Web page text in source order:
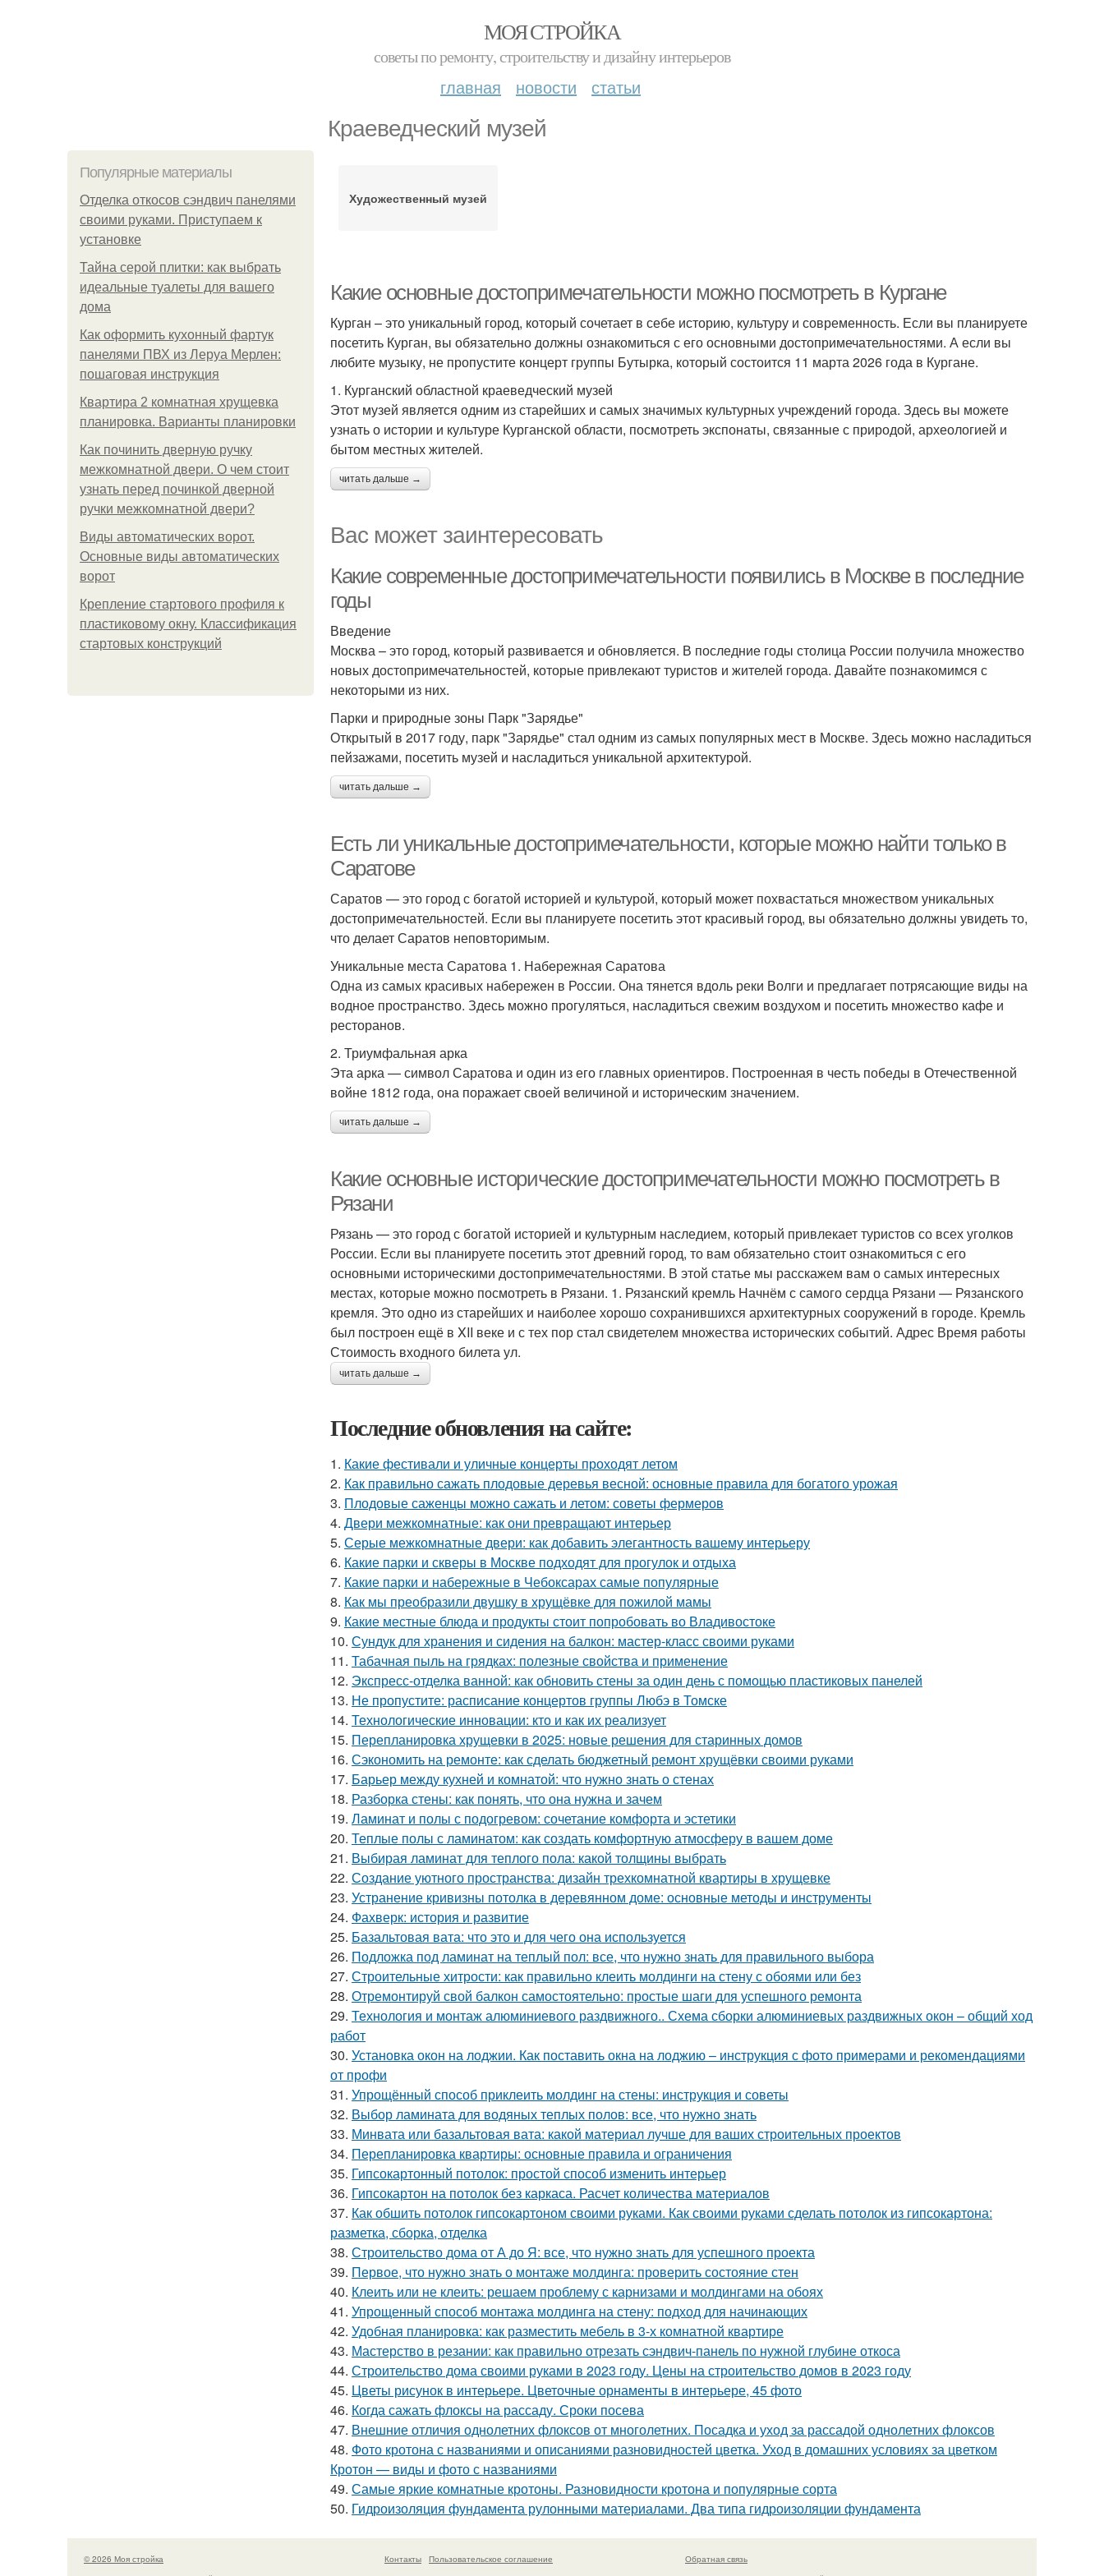
МОЯ СТРОЙКА
советы по ремонту, строительству и дизайну интерьеров
главная новости статьи
Краеведческий музей
Популярные материалы
Отделка откосов сэндвич панелями
своими руками. Приступаем к
установке
Тайна серой плитки: как выбрать
идеальные туалеты для вашего
дома
Как оформить кухонный фартук
панелями ПВХ из Леруа Мерлен:
пошаговая инструкция
Квартира 2 комнатная хрущевка
планировка. Варианты планировки
Как починить дверную ручку
межкомнатной двери. О чем стоит
узнать перед починкой дверной
ручки межкомнатной двери?
Виды автоматических ворот.
Основные виды автоматических
ворот
Крепление стартового профиля к
пластиковому окну. Классификация
стартовых конструкций
Художественный музей
Какие основные достопримечательности можно посмотреть в Кургане
Курган – это уникальный город, который сочетает в себе историю, культуру и современность. Если вы планируете
посетить Курган, вы обязательно должны ознакомиться с его основными достопримечательностями. А если вы
любите музыку, не пропустите концерт группы Бутырка, который состоится 11 марта 2026 года в Кургане.
1. Курганский областной краеведческий музей
Этот музей является одним из старейших и самых значимых культурных учреждений города. Здесь вы можете
узнать о истории и культуре Курганской области, посмотреть экспонаты, связанные с природой, археологией и
бытом местных жителей.
читать дальше →
Вас может заинтересовать
Какие современные достопримечательности появились в Москве в последние
годы
Введение
Москва – это город, который развивается и обновляется. В последние годы столица России получила множество
новых достопримечательностей, которые привлекают туристов и жителей города. Давайте познакомимся с
некоторыми из них.
Парки и природные зоны Парк "Зарядье"
Открытый в 2017 году, парк "Зарядье" стал одним из самых популярных мест в Москве. Здесь можно насладиться
пейзажами, посетить музей и насладиться уникальной архитектурой.
читать дальше →
Есть ли уникальные достопримечательности, которые можно найти только в
Саратове
Саратов — это город с богатой историей и культурой, который может похвастаться множеством уникальных
достопримечательностей. Если вы планируете посетить этот красивый город, вы обязательно должны увидеть то,
что делает Саратов неповторимым.
Уникальные места Саратова 1. Набережная Саратова
Одна из самых красивых набережен в России. Она тянется вдоль реки Волги и предлагает потрясающие виды на
водное пространство. Здесь можно прогуляться, насладиться свежим воздухом и посетить множество кафе и
ресторанов.
2. Триумфальная арка
Эта арка — символ Саратова и один из его главных ориентиров. Построенная в честь победы в Отечественной
войне 1812 года, она поражает своей величиной и историческим значением.
читать дальше →
Какие основные исторические достопримечательности можно посмотреть в
Рязани
Рязань — это город с богатой историей и культурным наследием, который привлекает туристов со всех уголков
России. Если вы планируете посетить этот древний город, то вам обязательно стоит ознакомиться с его
основными историческими достопримечательностями. В этой статье мы расскажем вам о самых интересных
местах, которые можно посмотреть в Рязани. 1. Рязанский кремль Начнём с самого сердца Рязани — Рязанского
кремля. Это одно из старейших и наиболее хорошо сохранившихся архитектурных сооружений в городе. Кремль
был построен ещё в XII веке и с тех пор стал свидетелем множества исторических событий. Адрес Время работы
Стоимость входного билета ул.
читать дальше →
Последние обновления на сайте:
1. Какие фестивали и уличные концерты проходят летом
2. Как правильно сажать плодовые деревья весной: основные правила для богатого урожая
3. Плодовые саженцы можно сажать и летом: советы фермеров
4. Двери межкомнатные: как они превращают интерьер
5. Серые межкомнатные двери: как добавить элегантность вашему интерьеру
6. Какие парки и скверы в Москве подходят для прогулок и отдыха
7. Какие парки и набережные в Чебоксарах самые популярные
8. Как мы преобразили двушку в хрущёвке для пожилой мамы
9. Какие местные блюда и продукты стоит попробовать во Владивостоке
10. Сундук для хранения и сидения на балкон: мастер-класс своими руками
11. Табачная пыль на грядках: полезные свойства и применение
12. Экспресс-отделка ванной: как обновить стены за один день с помощью пластиковых панелей
13. Не пропустите: расписание концертов группы Любэ в Томске
14. Технологические инновации: кто и как их реализует
15. Перепланировка хрущевки в 2025: новые решения для старинных домов
16. Сэкономить на ремонте: как сделать бюджетный ремонт хрущёвки своими руками
17. Барьер между кухней и комнатой: что нужно знать о стенах
18. Разборка стены: как понять, что она нужна и зачем
19. Ламинат и полы с подогревом: сочетание комфорта и эстетики
20. Теплые полы с ламинатом: как создать комфортную атмосферу в вашем доме
21. Выбирая ламинат для теплого пола: какой толщины выбрать
22. Создание уютного пространства: дизайн трехкомнатной квартиры в хрущевке
23. Устранение кривизны потолка в деревянном доме: основные методы и инструменты
24. Фахверк: история и развитие
25. Базальтовая вата: что это и для чего она используется
26. Подложка под ламинат на теплый пол: все, что нужно знать для правильного выбора
27. Строительные хитрости: как правильно клеить молдинги на стену с обоями или без
28. Отремонтируй свой балкон самостоятельно: простые шаги для успешного ремонта
29. Технология и монтаж алюминиевого раздвижного.. Схема сборки алюминиевых раздвижных окон – общий ход
работ
30. Установка окон на лоджии. Как поставить окна на лоджию – инструкция с фото примерами и рекомендациями
от профи
31. Упрощённый способ приклеить молдинг на стены: инструкция и советы
32. Выбор ламината для водяных теплых полов: все, что нужно знать
33. Минвата или базальтовая вата: какой материал лучше для ваших строительных проектов
34. Перепланировка квартиры: основные правила и ограничения
35. Гипсокартонный потолок: простой способ изменить интерьер
36. Гипсокартон на потолок без каркаса. Расчет количества материалов
37. Как обшить потолок гипсокартоном своими руками. Как своими руками сделать потолок из гипсокартона:
разметка, сборка, отделка
38. Строительство дома от А до Я: все, что нужно знать для успешного проекта
39. Первое, что нужно знать о монтаже молдинга: проверить состояние стен
40. Клеить или не клеить: решаем проблему с карнизами и молдингами на обоях
41. Упрощенный способ монтажа молдинга на стену: подход для начинающих
42. Удобная планировка: как разместить мебель в 3-х комнатной квартире
43. Мастерство в резании: как правильно отрезать сэндвич-панель по нужной глубине откоса
44. Строительство дома своими руками в 2023 году. Цены на строительство домов в 2023 году
45. Цветы рисунок в интерьере. Цветочные орнаменты в интерьере, 45 фото
46. Когда сажать флоксы на рассаду. Сроки посева
47. Внешние отличия однолетних флоксов от многолетних. Посадка и уход за рассадой однолетних флоксов
48. Фото кротона с названиями и описаниями разновидностей цветка. Уход в домашних условиях за цветком
Кротон — виды и фото с названиями
49. Самые яркие комнатные кротоны. Разновидности кротона и популярные сорта
50. Гидроизоляция фундамента рулонными материалами. Два типа гидроизоляции фундамента
© 2026 Моя стройка Контакты
Пользовательское соглашение
Обратная связь